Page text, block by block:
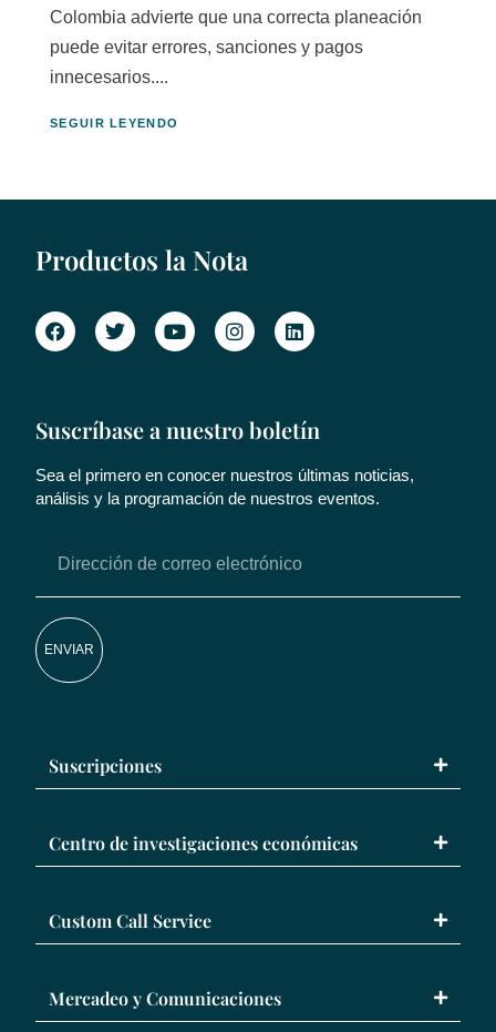
Colombia advierte que una correcta planeación
puede evitar errores, sanciones y pagos
innecesarios....
SEGUIR LEYENDO
Productos la Nota
Suscríbase a nuestro boletín
Sea el primero en conocer nuestros últimas noticias,
análisis y la programación de nuestros eventos.
ENVIAR
Suscripciones
Centro de investigaciones económicas
Custom Call Service
Mercadeo y Comunicaciones